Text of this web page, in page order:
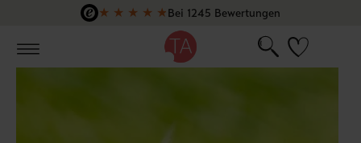
Zum Hauptinhalt springen
★ ★ ★ ★ ★Bei 1245 Bewertungen